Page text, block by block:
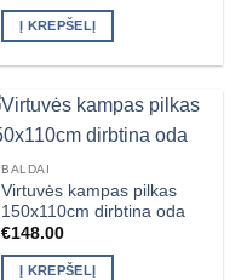
Į KREPŠELĮ
BALDAI
Virtuvės kampas pilkas
150x110cm dirbtina oda
€148.00
Į KREPŠELĮ